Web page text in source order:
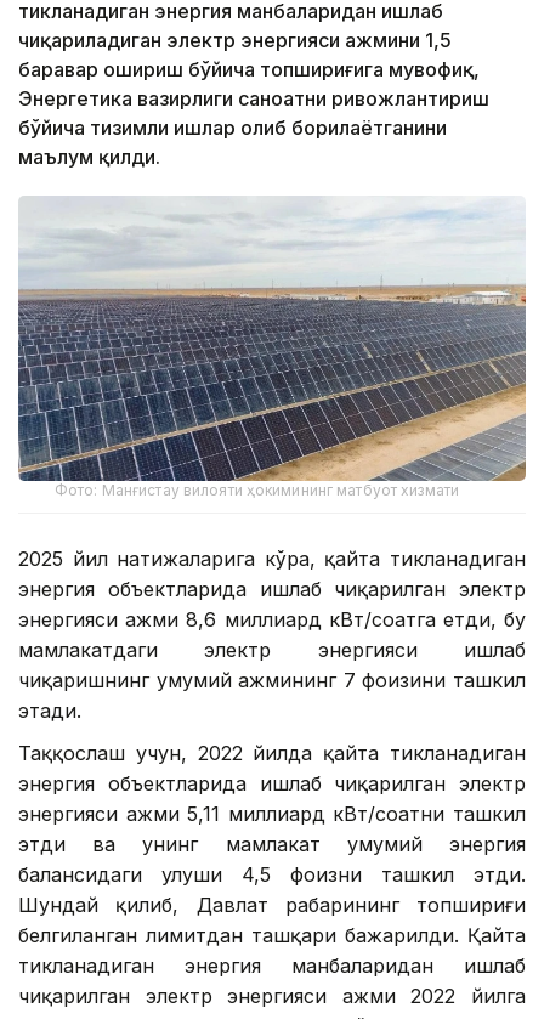
тикланадиган энергия манбаларидан ишлаб
чиқариладиган электр энергияси ҳажмини 1,5
баравар ошириш бўйича топшириғига мувофиқ,
Энергетика вазирлиги саноатни ривожлантириш
бўйича тизимли ишлар олиб борилаётганини
маълум қилди.
Фото: Манғистау вилояти ҳокимининг матбуот хизмати
2025 йил натижаларига кўра, қайта тикланадиган
энергия объектларида ишлаб чиқарилган электр
энергияси ҳажми 8,6 миллиард кВт/соатга етди, бу
мамлакатдаги электр энергияси ишлаб
чиқаришнинг умумий ҳажмининг 7 фоизини ташкил
этади.
Таққослаш учун, 2022 йилда қайта тикланадиган
энергия объектларида ишлаб чиқарилган электр
энергияси ҳажми 5,11 миллиард кВт/соатни ташкил
этди ва унинг мамлакат умумий энергия
балансидаги улуши 4,5 фоизни ташкил этди.
Шундай қилиб, Давлат раҳбарининг топшириғи
белгиланган лимитдан ташқари бажарилди. Қайта
тикланадиган энергия манбаларидан ишлаб
чиқарилган электр энергияси ҳажми 2022 йилга